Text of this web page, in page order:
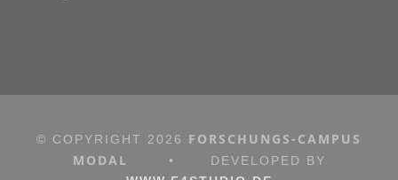
© COPYRIGHT 2026 FORSCHUNGS-CAMPUS
MODAL
•
DEVELOPED BY